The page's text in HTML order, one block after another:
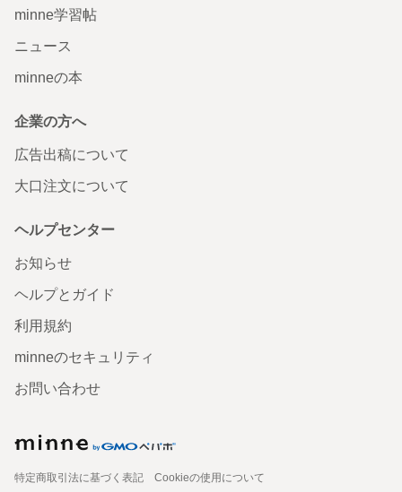
minne学習帖
ニュース
minneの本
企業の方へ
広告出稿について
大口注文について
ヘルプセンター
お知らせ
ヘルプとガイド
利用規約
minneのセキュリティ
お問い合わせ
特定商取引法に基づく表記
Cookieの使用について